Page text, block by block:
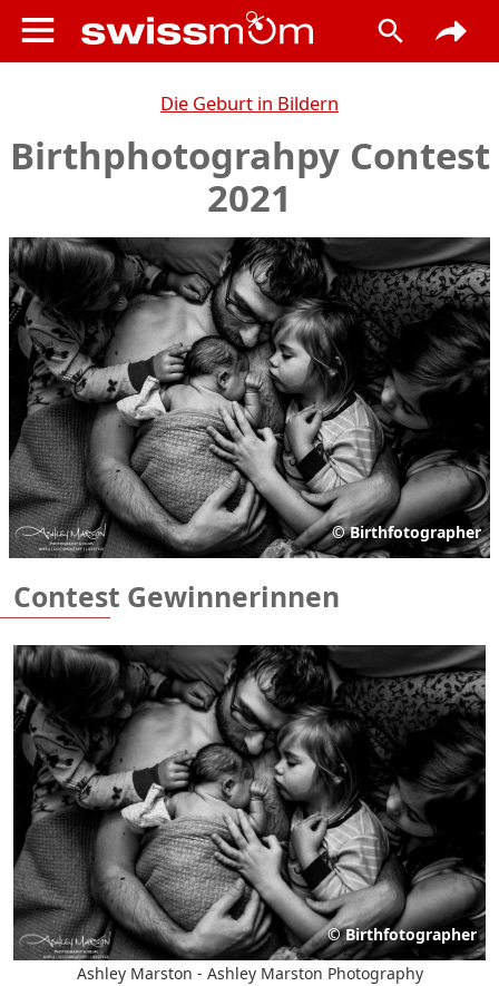
Die Geburt in Bildern
Birthphotograhpy Contest
2021
© Birthfotographer
Contest Gewinnerinnen
© Birthfotographer
Ashley Marston - Ashley Marston Photography